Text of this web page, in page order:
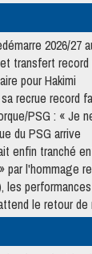
27 au 4e rang du
record pour Diomandé
pour Hakimi
recrue record
: « Je ne me mets pas
du PSG arrive
tranché entre le
reçu avant
performances
le retour de nos